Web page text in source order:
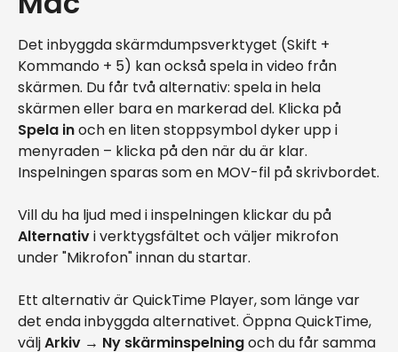
Det inbyggda skärmdumpsverktyget (Skift +
Kommando + 5) kan också spela in video från
skärmen. Du får två alternativ: spela in hela
skärmen eller bara en markerad del. Klicka på
Spela inoch en liten stoppsymbol dyker upp i
menyraden – klicka på den när du är klar.
Inspelningen sparas som en MOV-fil på skrivbordet.
Vill du ha ljud med i inspelningen klickar du på
Alternativi verktygsfältet och väljer mikrofon
under "Mikrofon" innan du startar.
Ett alternativ är QuickTime Player, som länge var
det enda inbyggda alternativet. Öppna QuickTime,
väljArkiv → Ny skärminspelningoch du får samma